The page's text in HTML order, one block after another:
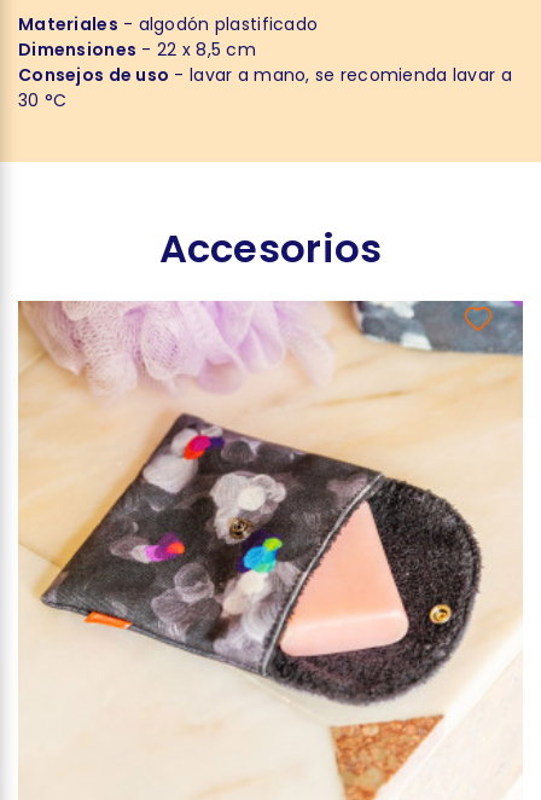
Materiales - algodón plastificado
Dimensiones - 22 x 8,5 cm
Consejos de uso - lavar a mano, se recomienda lavar a
30 °C
Accesorios